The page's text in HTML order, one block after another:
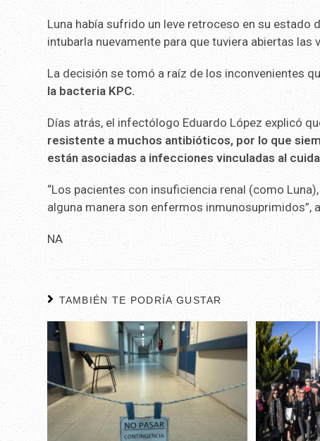
Luna había sufrido un leve retroceso en su estado
intubarla nuevamente para que tuviera abiertas las
La decisión se tomó a raíz de los inconvenientes
la bacteria KPC.
Días atrás, el infectólogo Eduardo López explicó
resistente a muchos antibióticos, por lo que
están asociadas a infecciones vinculadas al
“Los pacientes con insuficiencia renal (como
alguna manera son enfermos inmunosuprimidos”,
NA
TAMBIÉN TE PODRÍA GUSTAR